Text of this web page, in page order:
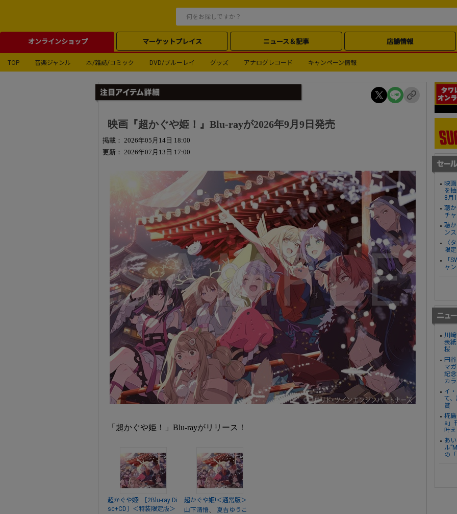
オンラインショップ マーケットプレイス ニュース＆記事 店舗情報
TOP 音楽ジャンル 本/雑誌/コミック DVD/ブルーレイ グッズ アナログレコード キャンペーン情報
映画『超かぐや姫！』Blu-rayが2026年9月9日発売
掲載： 2026年05月14日 18:00
更新： 2026年07月13日 17:00
「超かぐや姫！」Blu-rayがリリース！
超かぐや姫! ［2Blu-ray Di
sc+CD］＜特装限定版＞
超かぐや姫!＜通常版＞
山下清悟
夏吉ゆうこ
映
を
8月
聴
チ
聴
ン
〈
限
「
ャ
川
表
桜
円
マ
記
カ
イ
て
賞
椛
a」
叶
あ
ル
の